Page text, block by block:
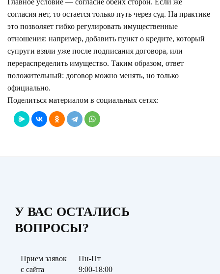
согласия нет, то остается только путь через суд. На практике
это позволяет гибко регулировать имущественные
отношения: например, добавить пункт о кредите, который
супруги взяли уже после подписания договора, или
перераспределить имущество. Таким образом, ответ
положительный: договор можно менять, но только
официально.
Поделиться материалом в социальных сетях:
У ВАС ОСТАЛИСЬ
ВОПРОСЫ?
Прием заявок
с сайта
Пн-Пт
9:00-18:00